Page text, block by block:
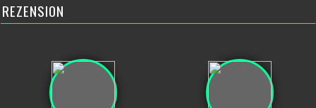
REZENSION